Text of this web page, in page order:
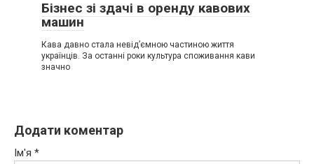
Бізнес зі здачі в оренду кавових
машин
Кава давно стала невід’ємною частиною життя
українців. За останні роки культура споживання кави
значно
Додати коментар
Ім'я *